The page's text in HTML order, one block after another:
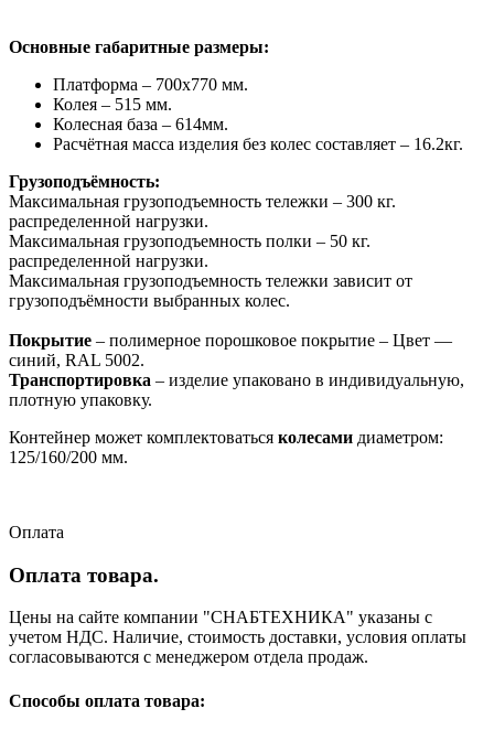
Основные габаритные размеры:
Платформа – 700х770 мм.
Колея – 515 мм.
Колесная база – 614мм.
Расчётная масса изделия без колес составляет – 16.2кг.
Грузоподъёмность:
Максимальная грузоподъемность тележки – 300 кг.
распределенной нагрузки.
Максимальная грузоподъемность полки – 50 кг.
распределенной нагрузки.
Максимальная грузоподъемность тележки зависит от
грузоподъёмности выбранных колес.
Покрытие – полимерное порошковое покрытие – Цвет —
синий, RAL 5002.
Транспортировка – изделие упаковано в индивидуальную,
плотную упаковку.
Контейнер может комплектоваться колесами диаметром:
125/160/200 мм.
Оплата
Оплата товара.
Цены на сайте компании "СНАБТЕХНИКА" указаны с
учетом НДС. Наличие, стоимость доставки, условия оплаты
согласовываются с менеджером отдела продаж.
Способы оплата товара: